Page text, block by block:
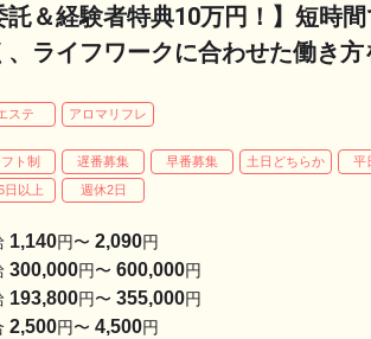
託＆経験者特典10万円！】短時
ライフワークに合わせた働き方
ステ アロマリフレ
ト制 遅番募集 早番募集 土日どちらか 平
日以上 週休2日
1,140円〜2,090円
300,000円〜600,000円
193,800円〜355,000円
2,500円〜4,500円